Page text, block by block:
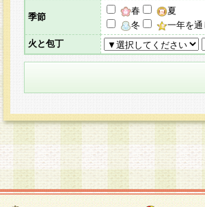
季節
春 夏
冬
一年を通
火と包丁